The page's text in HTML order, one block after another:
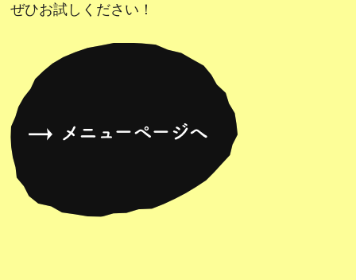
ぜひお試しください！